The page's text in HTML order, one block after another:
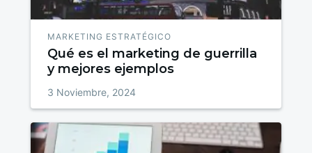
MARKETING ESTRATÉGICO
Qué es el marketing de guerrilla
y mejores ejemplos
3 Noviembre, 2024